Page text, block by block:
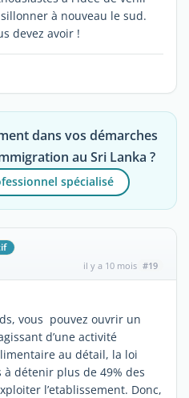
à nouveau le sud.
devez avoir !
dans vos démarches
au Sri Lanka ?
spécialisé
il y a 10 mois #19
vous pouvez ouvrir un
d’une activité
au détail, la loi
détenir plus de 49% des
l’etablissement. Donc,